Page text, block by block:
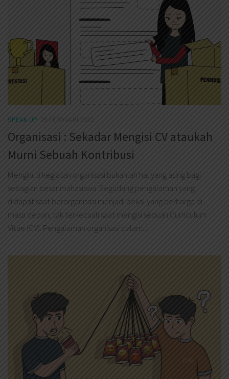
SPEAK UP 25 FEBRUARI 2022
Organisasi : Sekadar Mengisi CV ataukah
Murni Sebuah Kontribusi
Mengikuti kegiatan organisasi bukanlah hal yang asing bagi
sebagian besar mahasiswa. Segudang pengalaman yang
didapat saat berorganisasi menjadi bekal yang berharga di
masa depan, tak terkecuali saat mengisi sebuah Curriculum
Vitae (CV). Pengalaman organisasi dalam...